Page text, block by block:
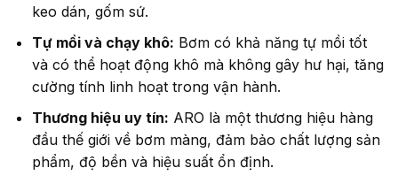
keo dán, gốm sứ.
Tự mồi và chạy khô: Bơm có khả năng tự mồi tốt
và có thể hoạt động khô mà không gây hư hại, tăng
cường tính linh hoạt trong vận hành.
Thương hiệu uy tín: ARO là một thương hiệu hàng
đầu thế giới về bơm màng, đảm bảo chất lượng sản
phẩm, độ bền và hiệu suất ổn định.